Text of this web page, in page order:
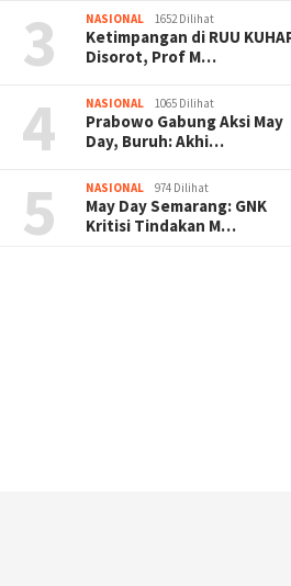
Pengamanan
Sukses, Umat
3 NASIONAL 1652 Dilihat
Ketimpangan di RUU
Disorot, Prof M…
4 NASIONAL 1065 Dilihat
Prabowo Gabung Aksi May
Day, Buruh: Akhi…
5 NASIONAL 974 Dilihat
May Day Semarang: GNK
Kritisi Tindakan M…